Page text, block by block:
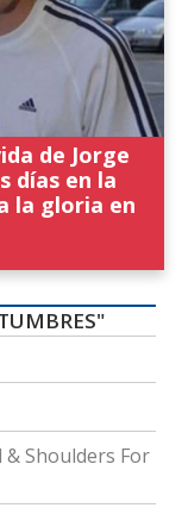
de Jorge
días en la
la gloria en
Shoulders For